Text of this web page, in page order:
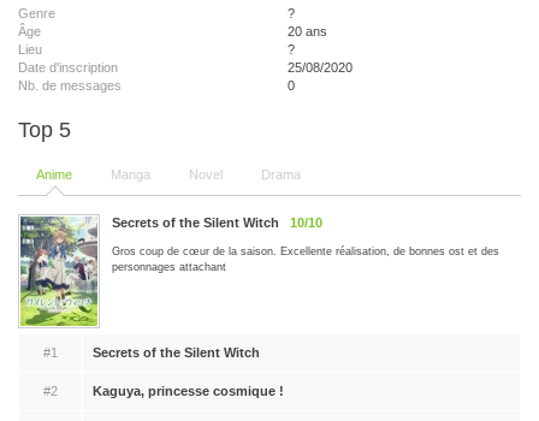
Genre
?
Âge
20 ans
Lieu
?
Date d'inscription
25/08/2020
Nb. de messages
0
Top 5
Anime Manga Novel Drama
Secrets of the Silent Witch 10/10
Gros coup de cœur de la saison. Excellente réalisation, de bonnes ost et des
personnages attachant
#1 Secrets of the Silent Witch
#2 Kaguya, princesse cosmique !